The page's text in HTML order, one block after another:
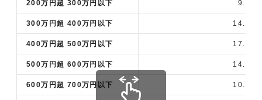
200万円超 300万円以下 9.7
300万円超 400万円以下 14.9
400万円超 500万円以下 17.5
500万円超 600万円以下 14.0
600万円超 700万円以下 10.0